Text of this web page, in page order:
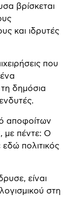
βρίσκεται
και ιδρυτές
που
δημόσια
αποφοίτων
με πέντε: Ο
πολιτικός
είναι
στη